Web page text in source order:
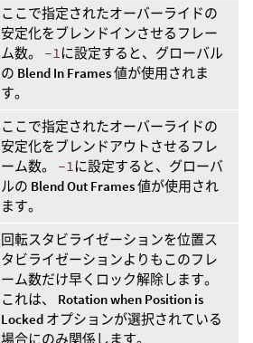
ここで指定されたオーバーライドの
安定化をブレンドインさせるフレー
ム数。 -1 に設定すると、グローバル
の Blend In Frames値が使用されま
す。
ここで指定されたオーバーライドの
安定化をブレンドアウトさせるフレ
ーム数。 -1 に設定すると、グローバ
ルの Blend Out Frames値が使用され
ます。
回転スタビライゼーションを位置ス
タビライゼーションよりもこのフレ
ーム数だけ早くロック解除します。
これは、 Rotation when Position is
Locked オプションが選択されている
場合にのみ関係します。